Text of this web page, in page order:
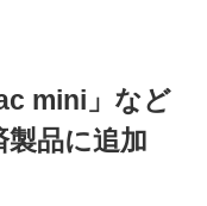
mini」など
品に追加